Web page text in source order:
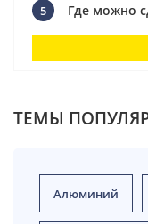
5 Где можно
ТЕМЫ
Алюминий